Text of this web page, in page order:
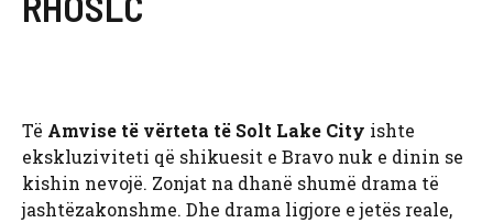
Të Amvise të vërteta të Solt Lake City ishte
ekskluziviteti që shikuesit e Bravo nuk e dinin se
kishin nevojë. Zonjat na dhanë shumë drama të
jashtëzakonshme. Dhe drama ligjore e jetës reale,